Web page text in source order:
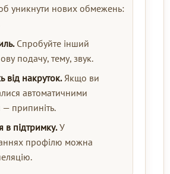
уникнути нових обмежень:
Спробуйте інший
подачу, тему, звук.
від накруток.Якщо ви
автоматичними
— припиніть.
в підтримку.У
профілю можна